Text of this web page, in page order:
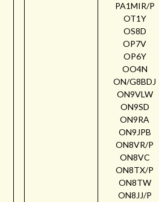
PA1MIR/P
OT1Y
OS8D
OP7V
OP6Y
OO4N
ON/G8BDJ
ON9VLW
ON9SD
ON9RA
ON9JPB
ON8VR/P
ON8VC
ON8TX/P
ON8TW
ON8JJ/P